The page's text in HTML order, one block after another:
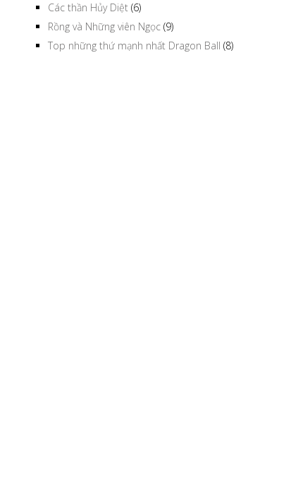
Các thần Hủy Diệt (6)
Rồng và Những viên Ngọc (9)
Top những thứ mạnh nhất Dragon Ball (8)